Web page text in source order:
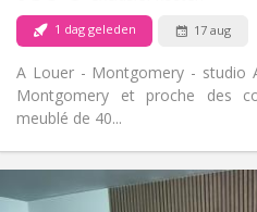
1 dag geleden 17 aug
A Louer - Montgomery - studio
Montgomery et proche des
meublé de 40...